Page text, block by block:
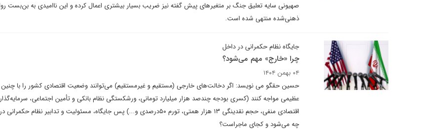
صهیونی سایه تعلیق جنگ بر متغیرهای پیش گفته نیز ضریب بسیار بیشتری اعمال کرده و این ناامیدی به بن‌بست
ذهنی‌شده منتهی شده است.
جایگاه نظام حکمرانی در داخل
چرا «خارج» مهم می‌شود؟
۰۴ بهمن ۱۴۰۴
حسین حقگو می نویسد: اگر دخالت‌های خارجی (مستقیم و غیرمستقیم) می‌توانند وضعیت اقتصادی کشور را با
عظیمی مواجه کنند (کسری بودجه چندصد هزار میلیارد تومانی، ورشکستگی نظام بانکی و تأمین اجتماعی،
اقتصادی منفی، حجم نقدینگی ۱۳ هزار همتی، تورم ۵۰درصدی و...) پس جایگاه، مسئولیت و تدابیر نظام
چه می‌شود و کجای ماجراست؟